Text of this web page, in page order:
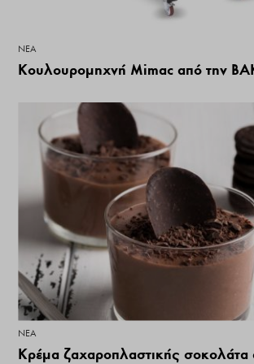
ΝΕΑ
Κουλουρομηχνή Mimac από την
ΝΕΑ
Κρέμα ζαχαροπλαστικής σοκολάτα